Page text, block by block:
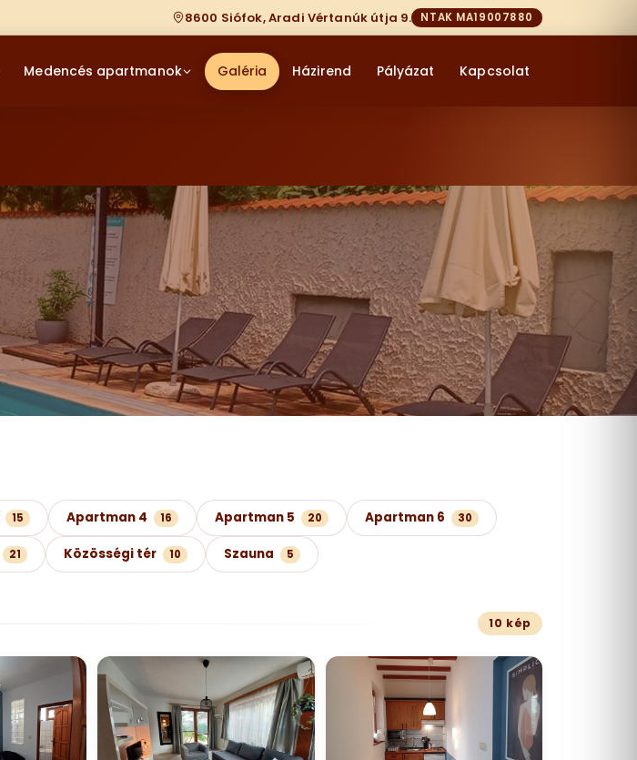
8600 Siófok, Aradi Vértanúk útja 9. NTAK MA19007880
Medencés apartmanok Galéria Házirend Pályázat Kapcsolat
15 Apartman 4 16 Apartman 5 20 Apartman 6 30
21 Közösségi tér 10 Szauna 5
10 kép